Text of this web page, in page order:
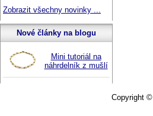
Zobrazit všechny novinky ...
Nové články na blogu
Mini tutoriál na
náhrdelník z mušlí
Copyright ©